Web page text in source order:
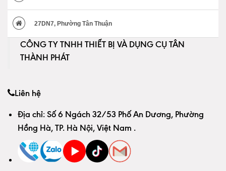
27DN7, Phường Tân Thuận
CÔNG TY TNHH THIẾT BỊ VÀ DỤNG CỤ TÂN
THÀNH PHÁT
Liên hệ
Địa chỉ: Số 6 Ngách 32/53 Phố An Dương, Phường
Hồng Hà, TP. Hà Nội, Việt Nam .